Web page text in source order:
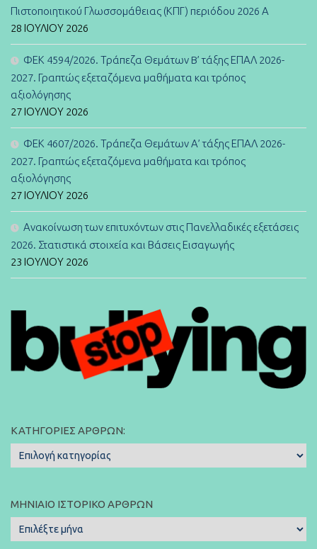
Πιστοποιητικού Γλωσσομάθειας (ΚΠΓ) περιόδου 2026 Α
28 ΙΟΥΛΊΟΥ 2026
ΦΕΚ 4594/2026. Τράπεζα Θεμάτων B’ τάξης ΕΠΑΛ 2026-
2027. Γραπτώς εξεταζόμενα μαθήματα και τρόπος
αξιολόγησης
27 ΙΟΥΛΊΟΥ 2026
ΦΕΚ 4607/2026. Τράπεζα Θεμάτων Α’ τάξης ΕΠΑΛ 2026-
2027. Γραπτώς εξεταζόμενα μαθήματα και τρόπος
αξιολόγησης
27 ΙΟΥΛΊΟΥ 2026
Ανακοίνωση των επιτυχόντων στις Πανελλαδικές εξετάσεις
2026. Στατιστικά στοιχεία και Βάσεις Εισαγωγής
23 ΙΟΥΛΊΟΥ 2026
ΚΑΤΗΓΟΡΊΕΣ ΆΡΘΡΩΝ:
Κατηγορίες
Άρθρων:
ΜΗΝΙΑΊΟ ΙΣΤΟΡΙΚΌ ΆΡΘΡΩΝ
Μηνιαίο
Ιστορικό